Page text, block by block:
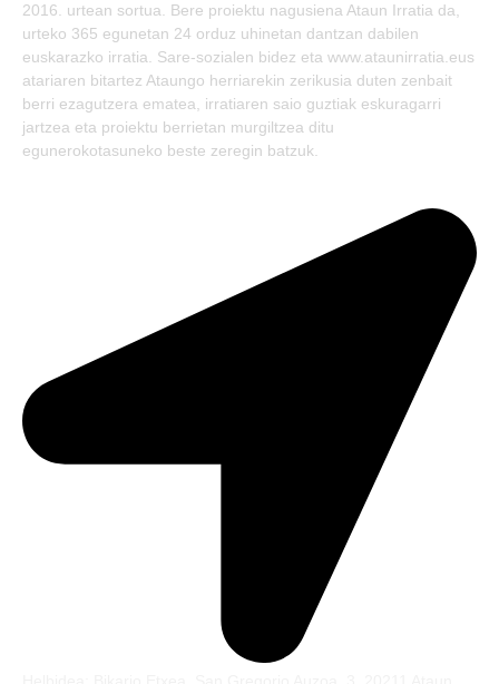
2016. urtean sortua. Bere proiektu nagusiena Ataun Irratia da,
urteko 365 egunetan 24 orduz uhinetan dantzan dabilen
euskarazko irratia. Sare-sozialen bidez eta www.ataunirratia.eus
atariaren bitartez Ataungo herriarekin zerikusia duten zenbait
berri ezagutzera ematea, irratiaren saio guztiak eskuragarri
jartzea eta proiektu berrietan murgiltzea ditu
egunerokotasuneko beste zeregin batzuk.